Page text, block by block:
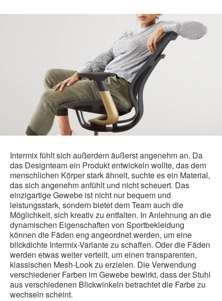
Intermix fühlt sich außerdem äußerst angenehm an. Da
das Designteam ein Produkt entwickeln wollte, das dem
menschlichen Körper stark ähnelt, suchte es ein Material,
das sich angenehm anfühlt und nicht scheuert. Das
einzigartige Gewebe ist nicht nur bequem und
leistungsstark, sondern bietet dem Team auch die
Möglichkeit, sich kreativ zu entfalten. In Anlehnung an die
dynamischen Eigenschaften von Sportbekleidung
können die Fäden eng angeordnet werden, um eine
blickdichte Intermix-Variante zu schaffen. Oder die Fäden
werden etwas weiter verteilt, um einen transparenten,
klassischen Mesh-Look zu erzielen. Die Verwendung
verschiedener Farben im Gewebe bewirkt, dass der Stuhl
aus verschiedenen Blickwinkeln betrachtet die Farbe zu
wechseln scheint.